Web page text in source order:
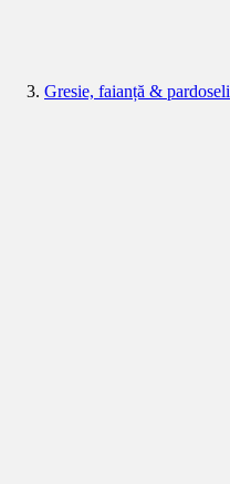
Gresie, faianță & pardoseli